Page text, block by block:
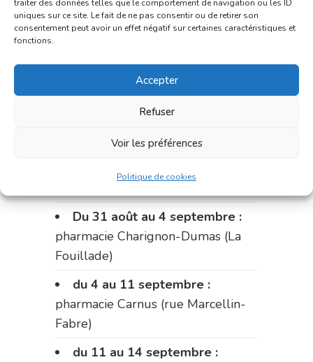
traiter des données telles que le comportement de navigation ou les ID
uniques sur ce site. Le fait de ne pas consentir ou de retirer son
consentement peut avoir un effet négatif sur certaines caractéristiques et
fonctions.
Accepter
Refuser
Voir les préférences
Politique de cookies
Le 17 août :pharmacie
du 17 au 21 août :
Palobart (Laguépie)
du 21 au 28 août :
Dupont (place de la République)
Du 31 août au 4 septembre :
pharmacie Charignon-Dumas (La
Fouillade)
du 4 au 11 septembre :
pharmacie Carnus (rue Marcellin-
Fabre)
du 11 au 14 septembre :